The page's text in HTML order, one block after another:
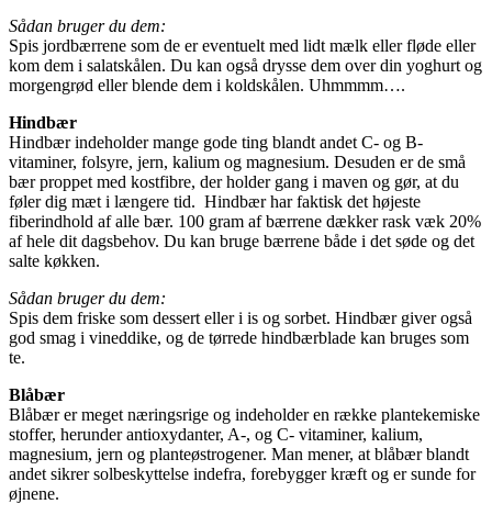
Sådan bruger du dem:
Spis jordbærrene som de er eventuelt med lidt mælk eller fløde eller
kom dem i salatskålen. Du kan også drysse dem over din yoghurt og
morgengrød eller blende dem i koldskålen. Uhmmmm….
Hindbær
Hindbær indeholder mange gode ting blandt andet C- og B-
vitaminer, folsyre, jern, kalium og magnesium. Desuden er de små
bær proppet med kostfibre, der holder gang i maven og gør, at du
føler dig mæt i længere tid. Hindbær har faktisk det højeste
fiberindhold af alle bær. 100 gram af bærrene dækker rask væk 20%
af hele dit dagsbehov. Du kan bruge bærrene både i det søde og det
salte køkken.
Sådan bruger du dem:
Spis dem friske som dessert eller i is og sorbet. Hindbær giver også
god smag i vineddike, og de tørrede hindbærblade kan bruges som
te.
Blåbær
Blåbær er meget næringsrige og indeholder en række plantekemiske
stoffer, herunder antioxydanter, A-, og C- vitaminer, kalium,
magnesium, jern og planteøstrogener. Man mener, at blåbær blandt
andet sikrer solbeskyttelse indefra, forebygger kræft og er sunde for
øjnene.